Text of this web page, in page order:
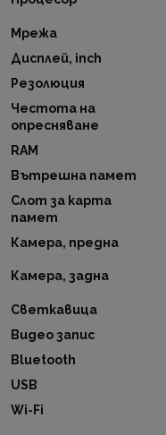
Мрежа
Дисплей, inch
Резолюция
Честота на
опресняване
RAM
Вътрешна памет
Слот за карта
памет
Камера, предна
Камера, задна
Светкавица
Видео запис
Bluetooth
USB
Wi-Fi